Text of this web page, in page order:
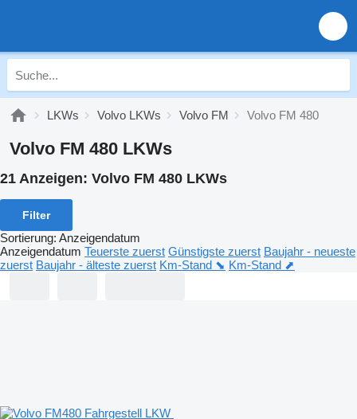
LKWs Volvo LKWs Volvo FM Volvo FM 480
Volvo FM 480 LKWs
21 Anzeigen: Volvo FM 480 LKWs
Filter
Sortierung: Anzeigendatum
Anzeigendatum Teuerste zuerst Günstigste zuerst Baujahr - neueste
zuerst Baujahr - älteste zuerst Km-Stand ⬊ Km-Stand ⬈